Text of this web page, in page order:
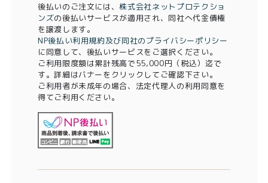
後払いのご注文には、株式会社ネットプロテクショ
ンズの後払いサービスが適用され、同社へ代金債権
を譲渡します。
NP後払い利用規約及び同社のプライバシーポリシー
に同意して、後払いサービスをご選択ください。
ご利用限度額は累計残高で55,000円（税込）迄で
す。詳細はバナーをクリックしてご確認下さい。
ご利用者が未成年の場合、法定代理人の利用同意を
得てご利用ください。